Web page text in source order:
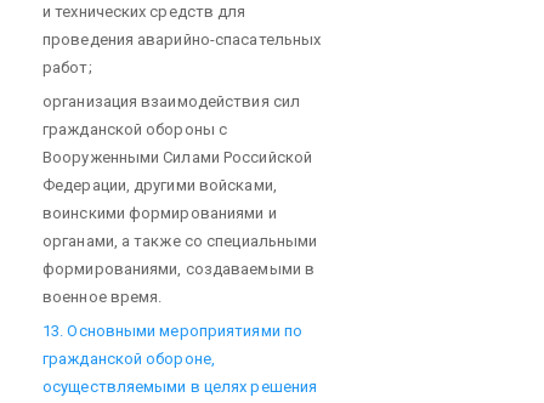
и технических средств для
проведения аварийно-спасательных
работ;
организация взаимодействия сил
гражданской обороны с
Вооруженными Силами Российской
Федерации, другими войсками,
воинскими формированиями и
органами, а также со специальными
формированиями, создаваемыми в
военное время.
13. Основными мероприятиями по
гражданской обороне,
осуществляемыми в целях решения